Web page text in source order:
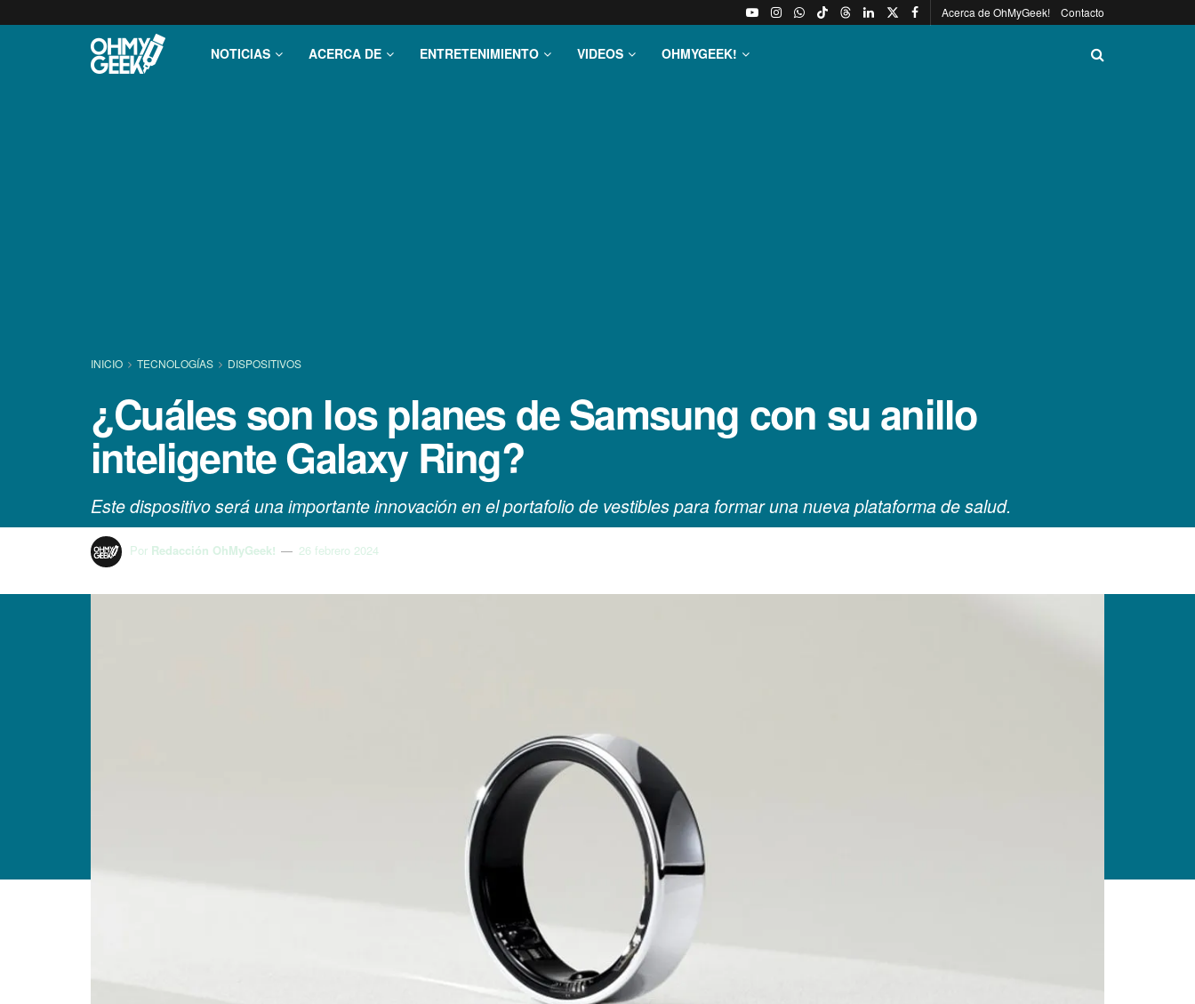
Acerca de OhMyGeek! Contacto
NOTICIAS ACERCA DE ENTRETENIMIENTO VIDEOS OHMYGEEK!
INICIO TECNOLOGÍ­AS DISPOSITIVOS
¿Cuáles son los planes de Samsung con su anillo
inteligente Galaxy Ring?
Este dispositivo será una importante innovación en el portafolio de vestibles para formar una nueva plataforma de salud.
Por Redacción OhMyGeek! 26 febrero 2024